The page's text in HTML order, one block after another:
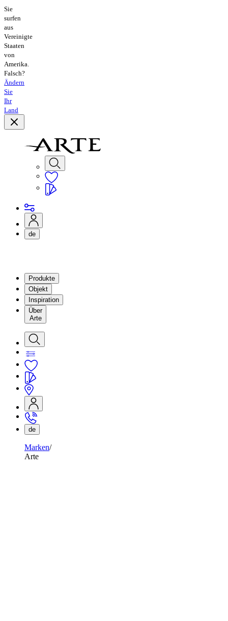
Sie
surfen
aus
Vereinigte
Staaten
von
Amerika.
Falsch?
Ändern
Sie
Ihr
Land
de
Produkte
Objekt
Inspiration
Über
Arte
de
Marken
Arte